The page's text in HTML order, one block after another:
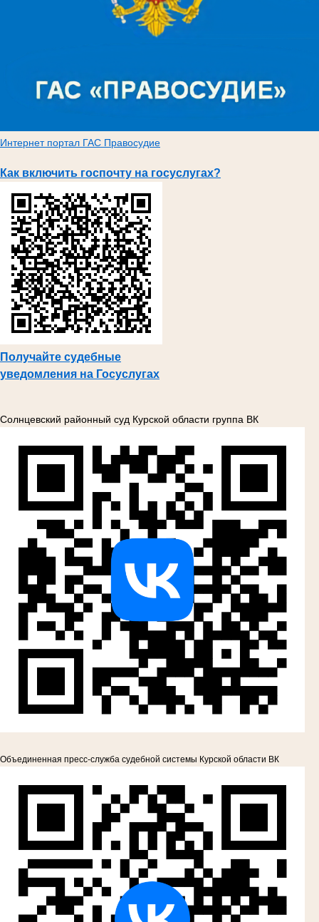
Интернет портал ГАС Правосудие
Как включить госпочту на госуслугах?
Получайте судебные
уведомления на Госуслугах
Солнцевский районный суд Курской области группа ВК
Объединенная пресс-служба судебной системы Курской области ВК